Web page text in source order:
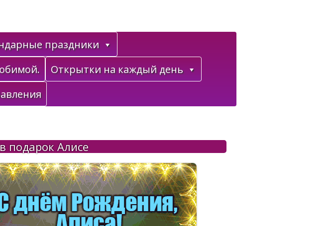
праздники
Открытки на каждый день
подарок Алисе